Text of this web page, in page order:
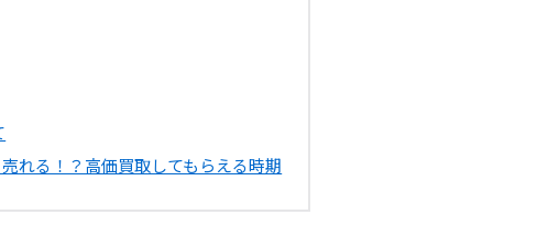
れる！？高価買取してもらえる時期